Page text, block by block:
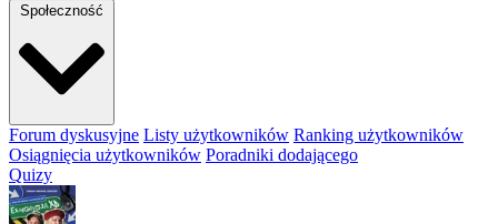
Społeczność
Forum dyskusyjne Listy użytkowników Ranking użytkowników
Osiągnięcia użytkowników Poradniki dodającego
Quizy